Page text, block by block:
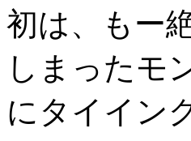
初は、もー
しまったモ
にタイイン